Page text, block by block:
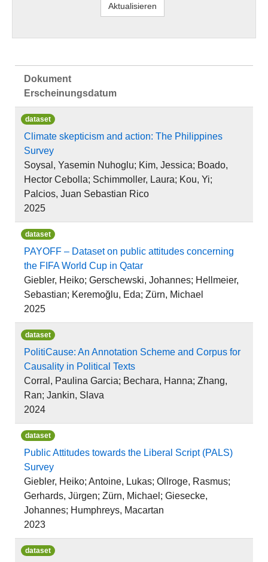
Dokument
Erscheinungsdatum
dataset
Climate skepticism and action: The Philippines
Survey
Soysal, Yasemin Nuhoglu; Kim, Jessica; Boado,
Hector Cebolla; Schimmoller, Laura; Kou, Yi;
Palcios, Juan Sebastian Rico
2025
dataset
PAYOFF – Dataset on public attitudes concerning
the FIFA World Cup in Qatar
Giebler, Heiko; Gerschewski, Johannes; Hellmeier,
Sebastian; Keremoğlu, Eda; Zürn, Michael
2025
dataset
PolitiCause: An Annotation Scheme and Corpus for
Causality in Political Texts
Corral, Paulina Garcia; Bechara, Hanna; Zhang,
Ran; Jankin, Slava
2024
dataset
Public Attitudes towards the Liberal Script (PALS)
Survey
Giebler, Heiko; Antoine, Lukas; Ollroge, Rasmus;
Gerhards, Jürgen; Zürn, Michael; Giesecke,
Johannes; Humphreys, Macartan
2023
dataset